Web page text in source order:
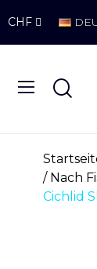
CHF
Nach
Cichlid